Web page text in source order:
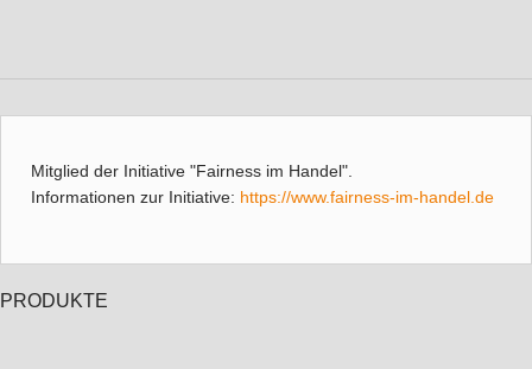
Mitglied der Initiative "Fairness im Handel".
Informationen zur Initiative: https://www.fairness-im-handel.de
PRODUKTE